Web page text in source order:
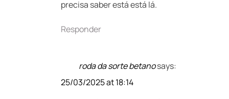
precisa saber está está lá.
Responder
roda da sorte betanosays:
25/03/2025 at 18:14